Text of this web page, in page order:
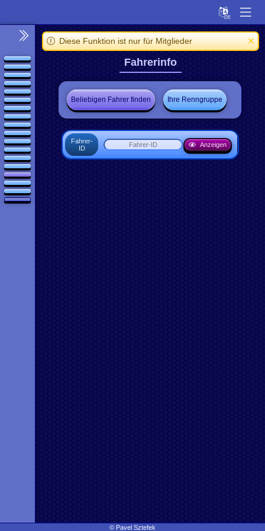
Diese Funktion ist nur für Mitglieder
Fahrerinfo
Beliebigen Fahrer finden Ihre Renn­gruppe
Fahrer-
ID
Anzeigen
© Pavel Sztefek